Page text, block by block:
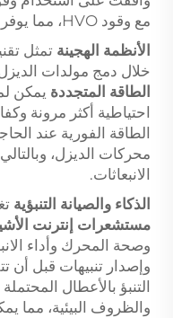
مع وقود HVO، مما يوفر خيارًا أكثر صداقة للبيئة.
الأنظمة الهجينة تمثل
خلال دمج مولدات
الطاقة المتجددة يمكن
احتياطية أكثر مرونة
الطاقة الفورية عند
محركات الديزل،
الانبعاثات.
الذكاء والصيانة التنبؤية
مستشعرات إنترنت
وصحة المحرك وأداء
وإصدار تنبيهات قبل أن
التنبؤ بالأعطال
والظروف البيئية، مما